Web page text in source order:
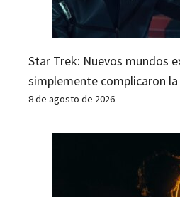
Star Trek: Nuevos mundos
simplemente complicaron la
8 de agosto de 2026